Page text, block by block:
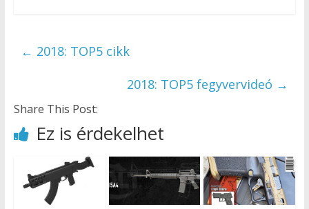
← 2018: TOP5 cikk
2018: TOP5 fegyvervideó →
Share This Post:
Ez is érdekelhet